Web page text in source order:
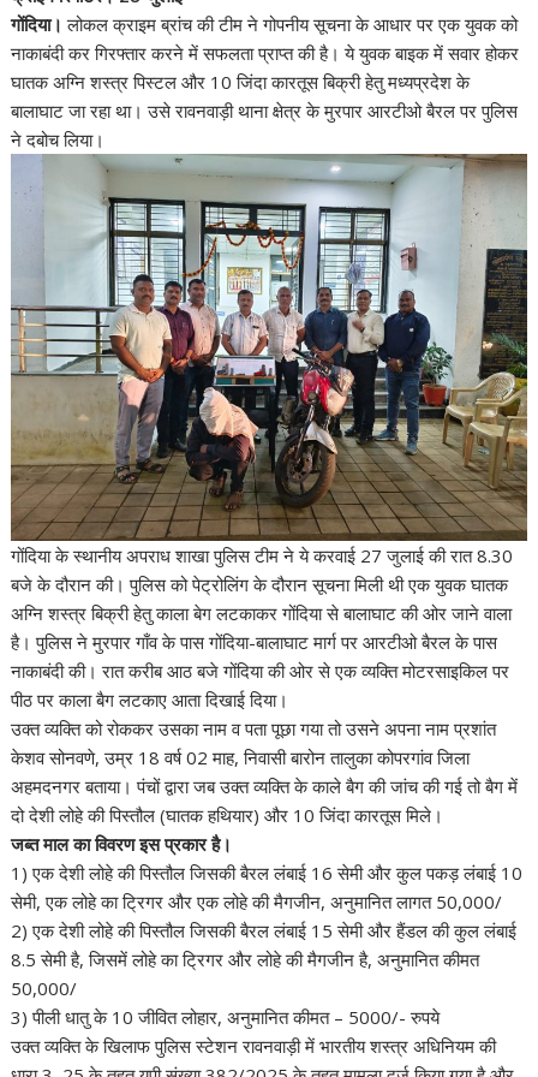
b
o
o
k
t
e
r
l
s
A
p
p
e
गोंदिया। लोकल क्राइम ब्रांच की टीम ने गोपनीय सूचना के आधार पर एक युवक को
नाकाबंदी कर गिरफ्तार करने में सफलता प्राप्त की है। ये युवक बाइक में सवार होकर
घातक अग्नि शस्त्र पिस्टल और 10 जिंदा कारतूस बिक्री हेतु मध्यप्रदेश के
बालाघाट जा रहा था। उसे रावनवाड़ी थाना क्षेत्र के मुरपार आरटीओ बैरल पर पुलिस
ने दबोच लिया।
गोंदिया के स्थानीय अपराध शाखा पुलिस टीम ने ये करवाई 27 जुलाई की रात 8.30
बजे के दौरान की। पुलिस को पेट्रोलिंग के दौरान सूचना मिली थी एक युवक घातक
अग्नि शस्त्र बिक्री हेतु काला बेग लटकाकर गोंदिया से बालाघाट की ओर जाने वाला
है। पुलिस ने मुरपार गाँव के पास गोंदिया-बालाघाट मार्ग पर आरटीओ बैरल के पास
नाकाबंदी की। रात करीब आठ बजे गोंदिया की ओर से एक व्यक्ति मोटरसाइकिल पर
पीठ पर काला बैग लटकाए आता दिखाई दिया।
उक्त व्यक्ति को रोककर उसका नाम व पता पूछा गया तो उसने अपना नाम प्रशांत
केशव सोनवणे, उम्र 18 वर्ष 02 माह, निवासी बारोन तालुका कोपरगांव जिला
अहमदनगर बताया। पंचों द्वारा जब उक्त व्यक्ति के काले बैग की जांच की गई तो बैग में
दो देशी लोहे की पिस्तौल (घातक हथियार) और 10 जिंदा कारतूस मिले।
जब्त माल का विवरण इस प्रकार है।
1) एक देशी लोहे की पिस्तौल जिसकी बैरल लंबाई 16 सेमी और कुल पकड़ लंबाई 10
सेमी, एक लोहे का ट्रिगर और एक लोहे की मैगजीन, अनुमानित लागत 50,000/
2) एक देशी लोहे की पिस्तौल जिसकी बैरल लंबाई 15 सेमी और हैंडल की कुल लंबाई
8.5 सेमी है, जिसमें लोहे का ट्रिगर और लोहे की मैगजीन है, अनुमानित कीमत
50,000/
3) पीली धातु के 10 जीवित लोहार, अनुमानित कीमत – 5000/- रुपये
उक्त व्यक्ति के खिलाफ पुलिस स्टेशन रावनवाड़ी में भारतीय शस्त्र अधिनियम की